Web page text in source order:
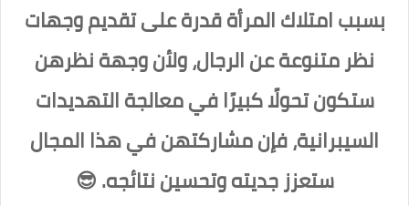
بسبب امتلاك المرأة قدرة على تقديم وجهات
نظر متنوعة عن الرجال، ولأن وجهة نظرهن
ستكون تحولًا كبيرًا في معالجة التهديدات
السيبرانية، فإن مشاركتهن في هذا المجال
ستعزز جديته وتحسين نتائجه. 😎